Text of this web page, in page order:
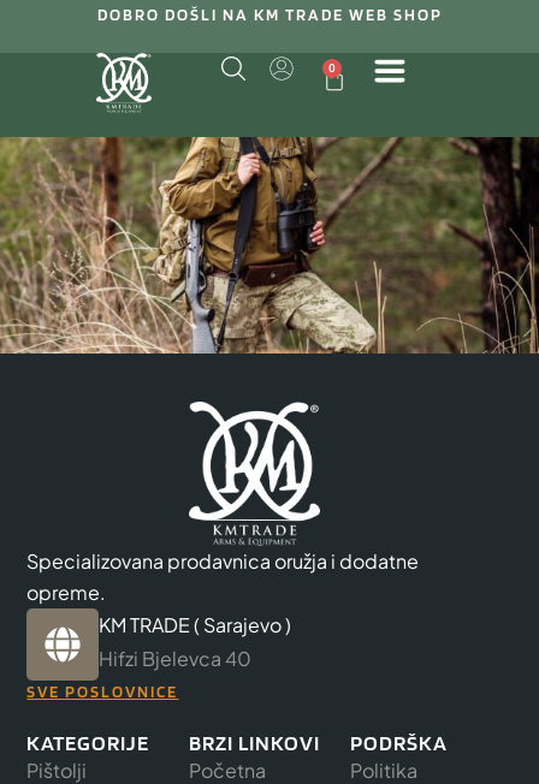
DOBRO DOŠLI NA KM TRADE WEB SHOP
0
Specializovana prodavnica oružja i dodatne
opreme.
KM TRADE ( Sarajevo )
Hifzi Bjelevca 40
SVE POSLOVNICE
KATEGORIJE
Pištolji
BRZI LINKOVI
Početna
PODRŠKA
Politika